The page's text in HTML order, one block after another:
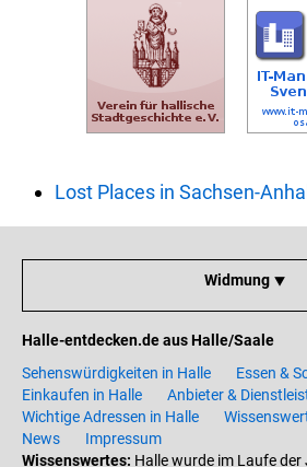
Lost Places in Sachsen-
Widmung ⯆
Halle-entdecken.de aus Halle/Saale
Sehenswürdigkeiten in Halle
Essen &
Einkaufen in Halle
Anbieter &
Wichtige Adressen in Halle
News
Impressum
Wissenswertes: Halle wurde im Laufe